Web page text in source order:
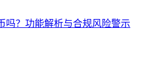
吗？功能解析与合规风险警示